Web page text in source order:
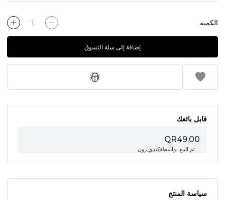
الكمية
إضافة إلى سلة التسوق
قابل بائعك
QR49.00
تم البيع بواسطةكيدي زون
سياسة المنتج